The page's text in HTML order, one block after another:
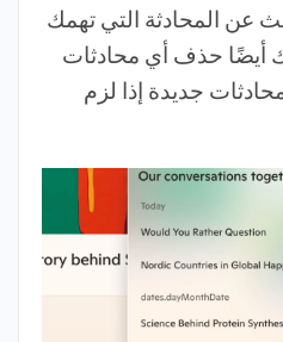
عن المحادثة التي تهمك
أيضًا حذف أي محادثات
جديدة إذا لزم